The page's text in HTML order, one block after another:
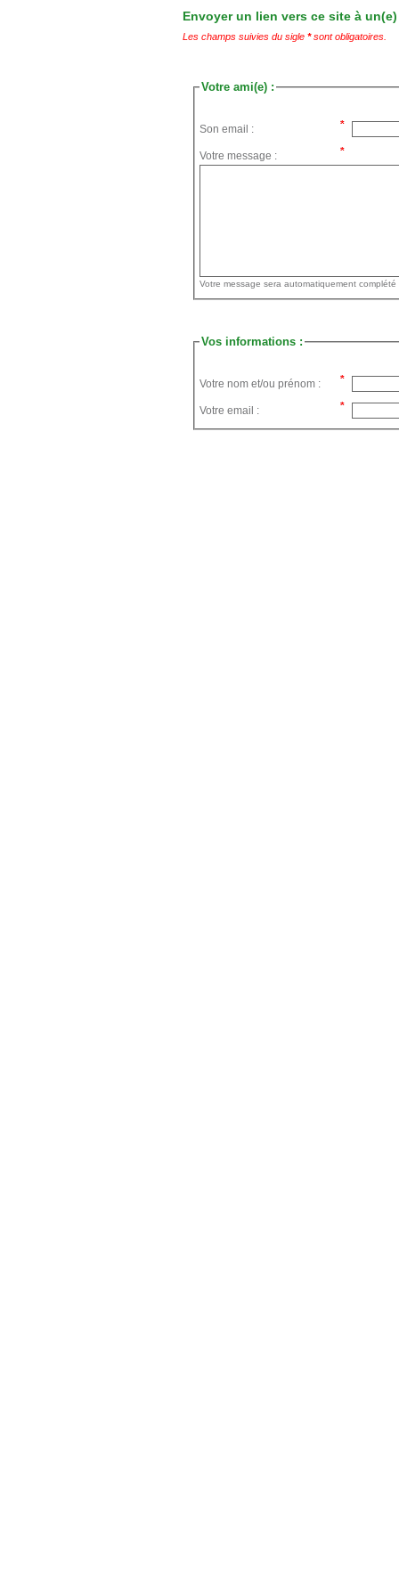
Envoyer un lien vers ce site à
Les champs suivies du sigle *sont obligatoires.
Votre ami(e) :
Son email :
Votre message :
Vos informations :
Votre nom et/ou prénom :
Votre email :